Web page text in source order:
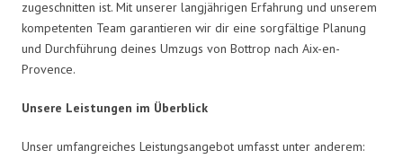
zugeschnitten ist. Mit unserer langjährigen Erfahrung und unserem
kompetenten Team garantieren wir dir eine sorgfältige Planung
und Durchführung deines Umzugs von Bottrop nach Aix-en-
Provence.
Unsere Leistungen im Überblick
Unser umfangreiches Leistungsangebot umfasst unter anderem: